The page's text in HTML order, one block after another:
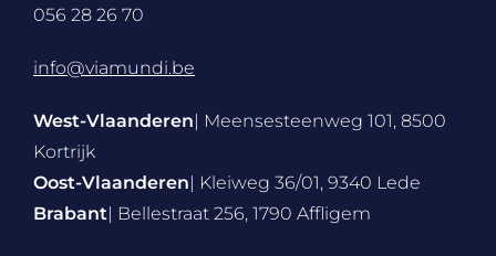
056 28 26 70
info@viamundi.be
West-Vlaanderen| Meensesteenweg 101, 8500
Kortrijk
Oost-Vlaanderen| Kleiweg 36/01, 9340 Lede
Brabant| Bellestraat 256, 1790 Affligem